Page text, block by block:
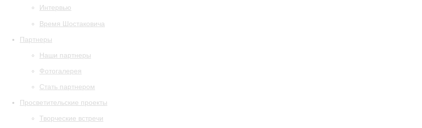
Интервью
Время Шостаковича
Партнеры
Наши партнеры
Фотогалерея
Стать партнером
Просветительские проекты
Творческие встречи